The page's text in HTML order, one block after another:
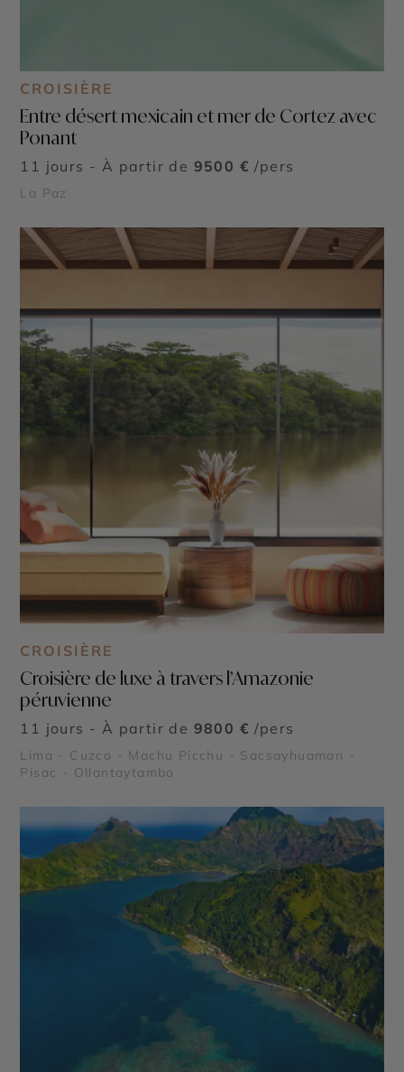
CROISIÈRE
Entre désert mexicain et mer de Cortez avec
Ponant
11 jours - À partir de 9500 € /pers
La Paz
CROISIÈRE
Croisière de luxe à travers l’Amazonie
péruvienne
11 jours - À partir de 9800 € /pers
Lima - Cuzco - Machu Picchu - Sacsayhuaman -
Pisac - Ollantaytambo